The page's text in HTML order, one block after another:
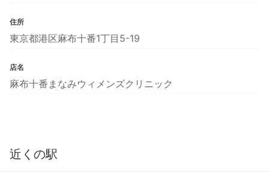
住所
東京都港区麻布十番1丁目5-19
店名
麻布十番まなみウィメンズクリニック
近くの駅